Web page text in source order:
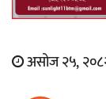
असोज २५,